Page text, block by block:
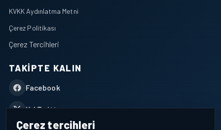
KVKK Aydınlatma Metni
Çerez Politikası
Çerez Tercihleri
TAKIPTE KALIN
Facebook
X / Twitter
Çerez tercihleri